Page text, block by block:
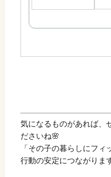
気になるものがあれば、
ださいね🌸
「その子の暮らしにフィ
行動の安定につながりま